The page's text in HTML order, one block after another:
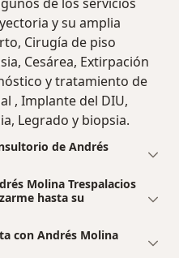
y su amplia
Cirugía de piso
Cesárea, Extirpación
y tratamiento de
, Implante del DIU,
Legrado y biopsia.
de Andrés
Molina Trespalacios
hasta su
con Andrés Molina